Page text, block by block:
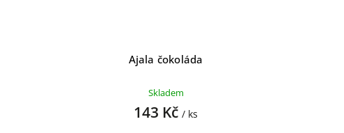
Ajala čokoláda
Skladem
143 Kč / ks